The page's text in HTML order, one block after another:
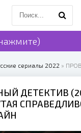
сериалы 2022 »
ДЕТЕКТИВ